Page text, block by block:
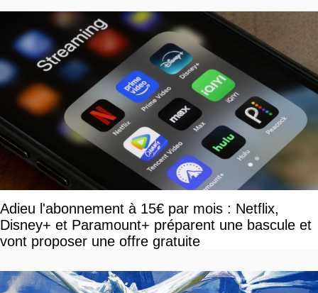
Adieu l'abonnement à 15€ par mois : Netflix,
Disney+ et Paramount+ préparent une bascule et
vont proposer une offre gratuite